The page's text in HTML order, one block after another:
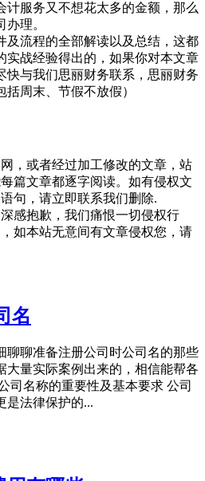
计服务又不想花太多的金额，那么
理。
及流程的全部解读以及总结，这都
实战经验得出的，如果你对本文章
快与我们思丽财务联系，思丽财务
周末、节假不放假）
，或者经过加工修改的文章，站
篇文章都逐字阅读。如有侵权文
句，请立即联系我们删除.
感抱歉，我们痛恨一切侵权行
如本站无意间有文章侵权您，请
名
聊聊准备注册公司时公司名的那些
大量实际案例出来的，相信能帮各
司名称的重要性及基本要求 公司
是法律保护的...